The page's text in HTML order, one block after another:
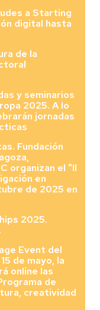
a Starting
digital hasta
de la
y seminarios
2025. A lo
jornadas
Fundación
organizan el "II
en
de 2025 en
2025.
Event del
de mayo, la
online las
de
creatividad